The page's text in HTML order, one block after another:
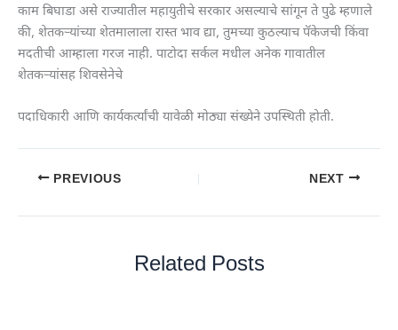
काम बिघाडा असे राज्यातील महायुतीचे सरकार असल्याचे सांगून ते पुढे म्हणाले
की, शेतकऱ्यांच्या शेतमालाला रास्त भाव द्या, तुमच्या कुठल्याच पॅकेजची किंवा
मदतीची आम्हाला गरज नाही. पाटोदा सर्कल मधील अनेक गावातील
शेतकऱ्यांसह शिवसेनेचे
पदाधिकारी आणि कार्यकर्त्यांची यावेळी मोठ्या संख्येने उपस्थिती होती.
PREVIOUS NEXT
Related Posts